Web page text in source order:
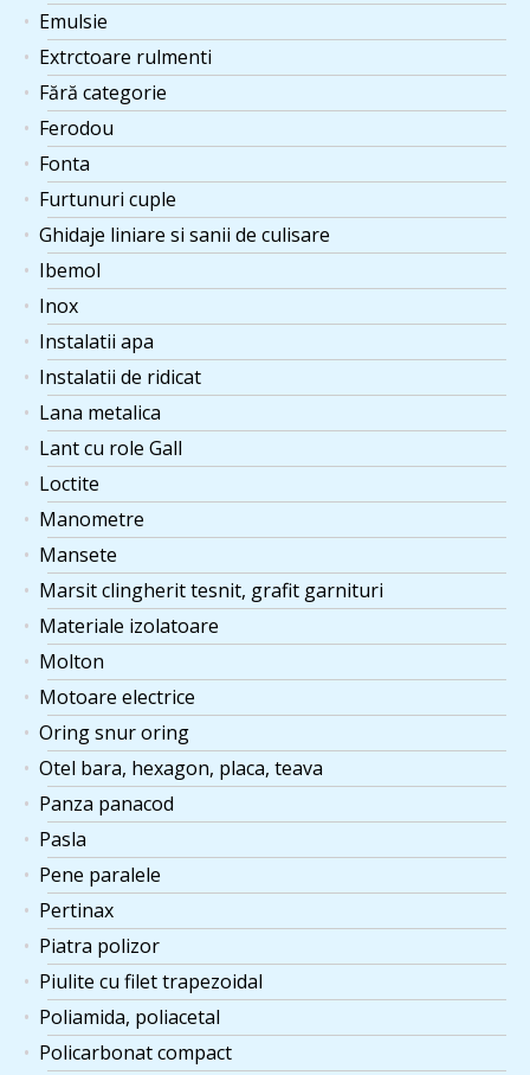
Emulsie
Extrctoare rulmenti
Fără categorie
Ferodou
Fonta
Furtunuri cuple
Ghidaje liniare si sanii de culisare
Ibemol
Inox
Instalatii apa
Instalatii de ridicat
Lana metalica
Lant cu role Gall
Loctite
Manometre
Mansete
Marsit clingherit tesnit, grafit garnituri
Materiale izolatoare
Molton
Motoare electrice
Oring snur oring
Otel bara, hexagon, placa, teava
Panza panacod
Pasla
Pene paralele
Pertinax
Piatra polizor
Piulite cu filet trapezoidal
Poliamida, poliacetal
Policarbonat compact